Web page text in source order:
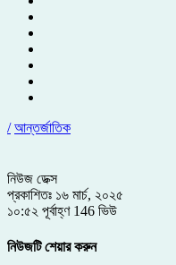
/ আন্তর্জাতিক
নিউজ ডেক্স
প্রকাশিতঃ ১৬ মার্চ, ২০২৫
১০:৫২ পূর্বাহ্ণ 146 ভিউ
নিউজটি শেয়ার করুন